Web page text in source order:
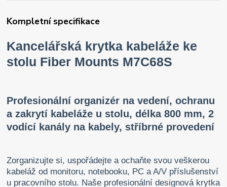
Kompletní specifikace
Kancelářská krytka kabeláže ke
stolu Fiber Mounts M7C68S
Profesionální organizér na vedení, ochranu
a zakrytí kabeláže u stolu, délka 800 mm, 2
vodící kanály na kabely, stříbrné provedení
Zorganizujte si, uspořádejte a ochaňte svou veškerou
kabeláž od monitoru, notebooku, PC a A/V příslušenství
u pracovního stolu. Naše profesionální designová krytka